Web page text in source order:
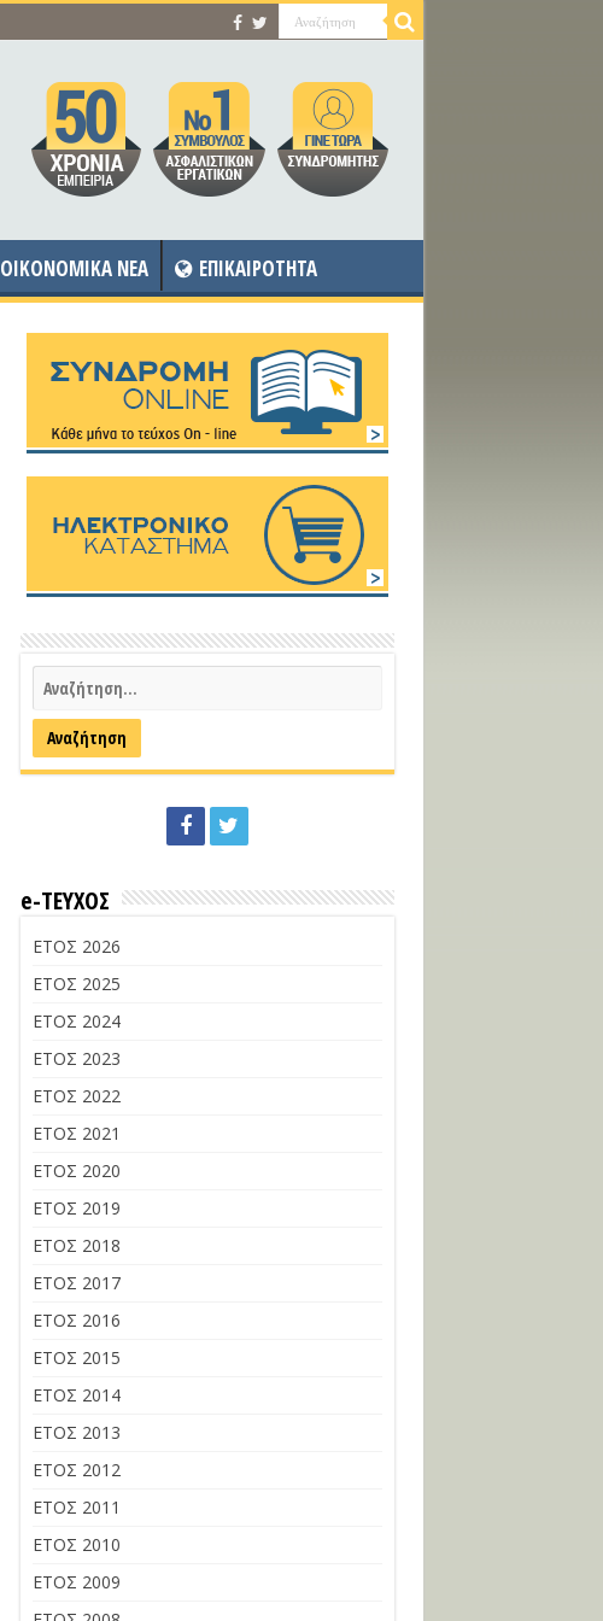
OIKONOMIKA NEA ΕΠΙΚΑΙΡΟΤΗΤΑ
e-ΤΕΥΧΟΣ
ΕΤΟΣ 2026
ΕΤΟΣ 2025
ΕΤΟΣ 2024
ΕΤΟΣ 2023
ΕΤΟΣ 2022
ΕΤΟΣ 2021
ΕΤΟΣ 2020
ΕΤΟΣ 2019
ΕΤΟΣ 2018
ΕΤΟΣ 2017
ΕΤΟΣ 2016
ΕΤΟΣ 2015
ΕΤΟΣ 2014
ΕΤΟΣ 2013
ΕΤΟΣ 2012
ΕΤΟΣ 2011
ΕΤΟΣ 2010
ΕΤΟΣ 2009